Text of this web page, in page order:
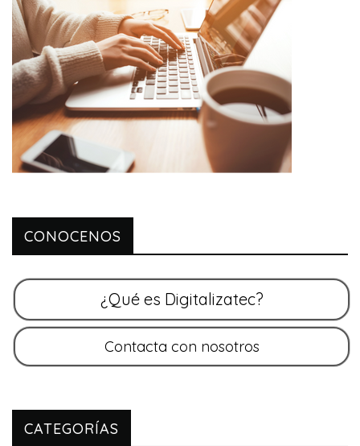
CONOCENOS
CATEGORÍAS